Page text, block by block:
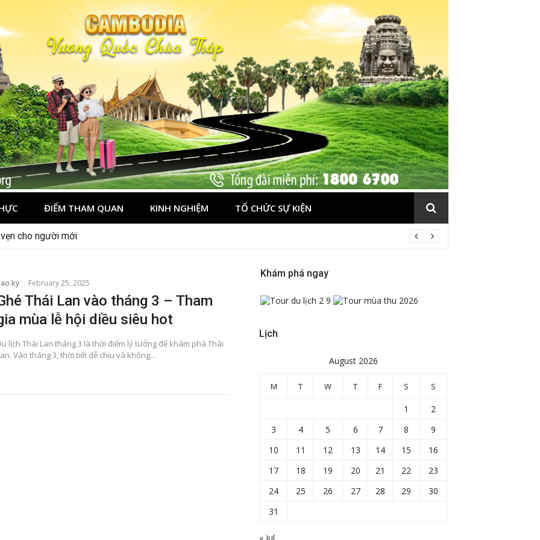
ĐIỂM THAM QUAN KINH NGHIỆM TỔ CHỨC SỰ KIỆN
cho người mới
ky February 25, 2025
Thái Lan vào tháng 3 – Tham
mùa lễ hội diều siêu hot
lịch Thái Lan tháng 3 là thời điểm lý tưởng để khám phá Thái
Vào tháng 3, thời tiết dễ chịu và không...
Khám phá ngay
Lịch
August 2026
M T W T F S S
1
2
3
4 5 6 7 8
9
10
11 12 13 14 15
16
17
18 19 20 21 22
23
24
25 26 27 28 29
30
31